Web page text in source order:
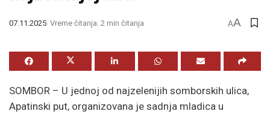
07.11.2025 Vreme čitanja: 2 min čitanja AA
SOMBOR – U jednoj od najzelenijih somborskih ulica,
Apatinski put, organizovana je sadnja mladica u